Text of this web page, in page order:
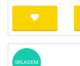
SKLADEM